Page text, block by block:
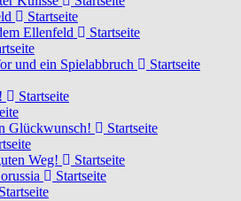
Startseite
Ellenfeld
Startseite
und ein Spielabbruch
Startseite
Startseite
Glückwunsch!
Startseite
Weg!
Startseite
Startseite
Startseite